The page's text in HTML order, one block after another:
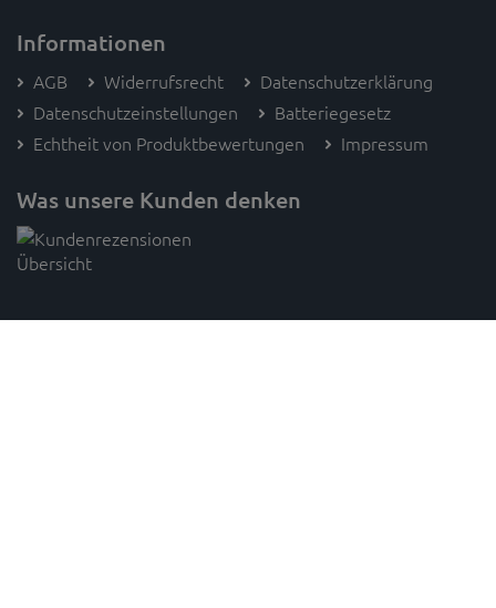
Informationen
AGB Widerrufsrecht
Datenschutzerklärung
Datenschutzeinstellungen
Batteriegesetz
Echtheit von Produktbewertungen
Impressum
Was unsere Kunden denken